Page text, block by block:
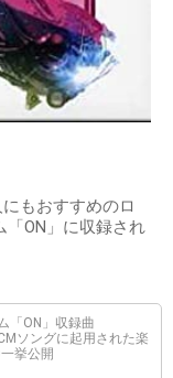
もおすすめのロ
「ON」に収録され
「ON」収録曲
ソングに起用された楽
挙公開